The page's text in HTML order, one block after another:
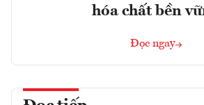
hóa chất bền
Đọc ngay